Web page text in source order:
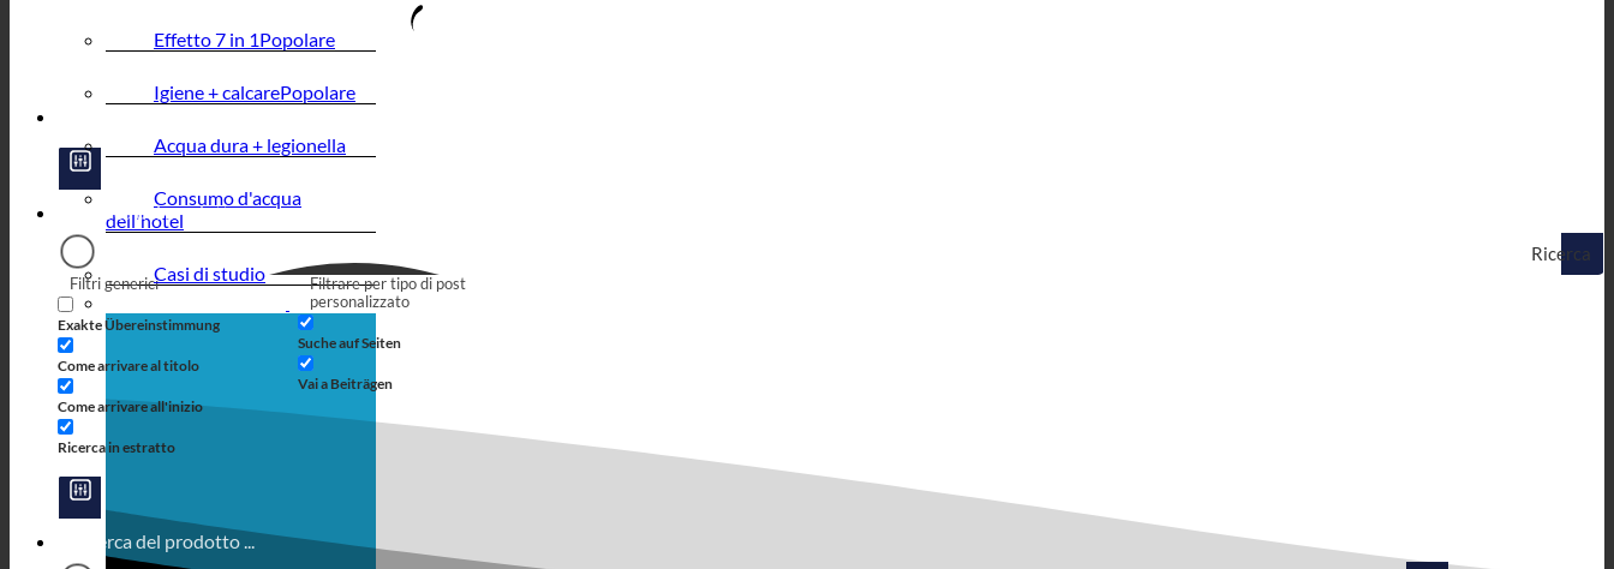
Ricerca
Filtri generici
Exakte Übereinstimmung
Come arrivare al titolo
Come arrivare all'inizio
Ricerca in estratto
Filtrare per tipo di post
personalizzato
Suche auf Seiten
Vai a Beiträgen
Effetto 7 in 1
Igiene + calcare
Acqua dura + legionella
Consumo d'acqua
dell'hotel
Casi di studio